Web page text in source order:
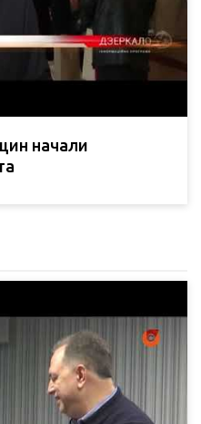
начали